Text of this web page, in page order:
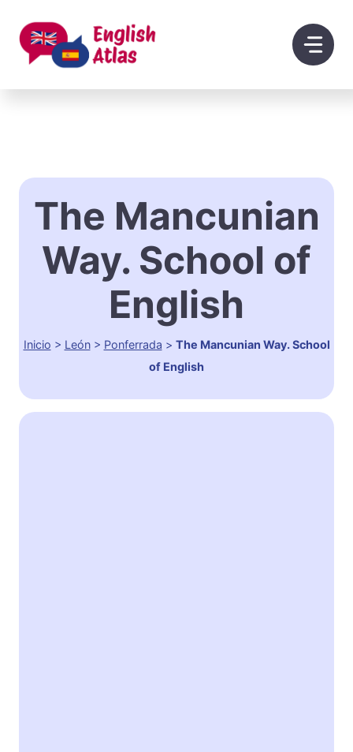
contenido
The Mancunian
Way. School of
English
Inicio > León> Ponferrada > The Mancunian Way. School
of English